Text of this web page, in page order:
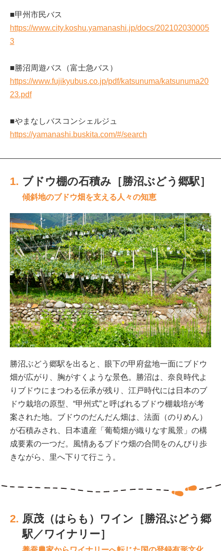
■甲州市民バス
https://www.city.koshu.yamanashi.jp/docs/202102030005
3
■勝沼周遊バス（富士急バス）
https://www.fujikyubus.co.jp/pdf/katsunuma/katsunuma20
23.pdf
■やまなしバスコンシェルジュ
https://yamanashi.buskita.com/#/search
1. ブドウ棚の石積み［勝沼ぶどう郷駅］
傾斜地のブドウ畑を支える人々の知恵
勝沼ぶどう郷駅を出ると、眼下の甲府盆地一面にブドウ
畑が広がり、胸がすくような景色。勝沼は、奈良時代よ
りブドウにまつわる伝承が残り、江戸時代には日本のブ
ドウ栽培の原型、“甲州式”と呼ばれるブドウ棚栽培が考
案された地。ブドウのだんだん畑は、法面（のりめん）
が石積みされ、日本遺産「葡萄畑が織りなす風景」の構
成要素の一つだ。風情あるブドウ畑の合間をのんびり歩
きながら、里へ下りて行こう。
2. 原茂（はらも）ワイン［勝沼ぶどう郷
駅／ワイナリー］